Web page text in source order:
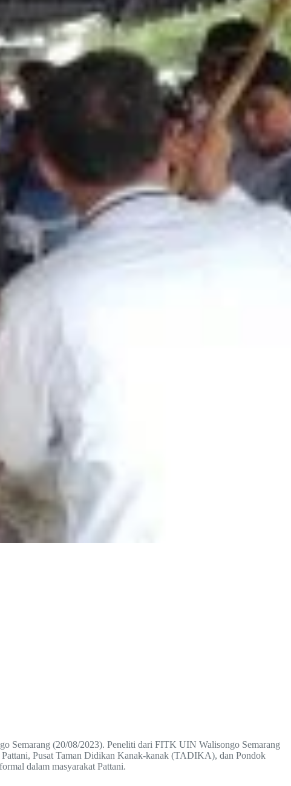
Semarang (20/08/2023). Peneliti dari FITK UIN Walisongo Semarang
Pusat Taman Didikan Kanak-kanak (TADIKA), dan Pondok
dalam masyarakat Pattani.